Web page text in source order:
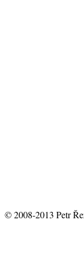
© 2008-2013 Petr